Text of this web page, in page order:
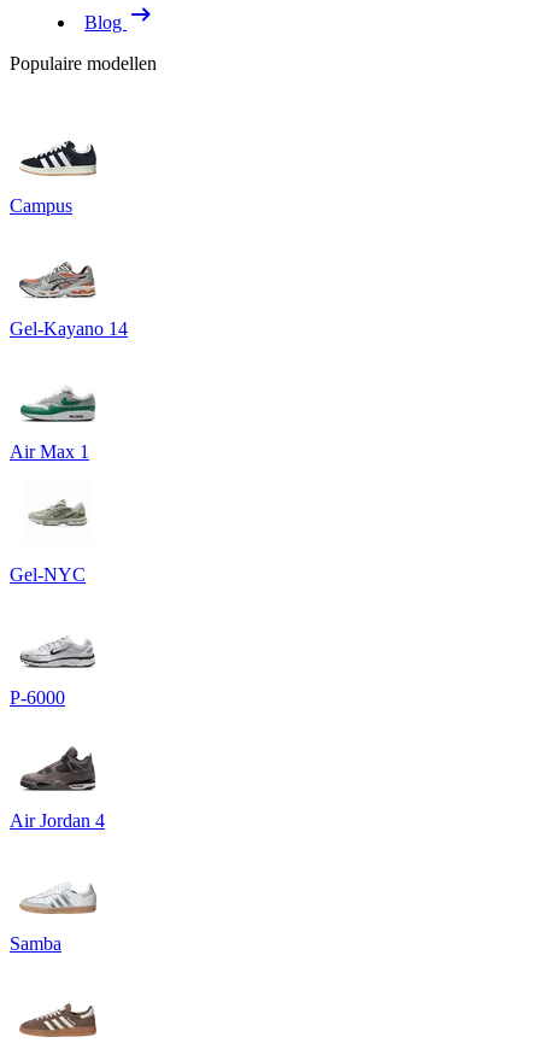
Blog
Populaire modellen
Campus
Gel-Kayano 14
Air Max 1
Gel-NYC
P-6000
Air Jordan 4
Samba